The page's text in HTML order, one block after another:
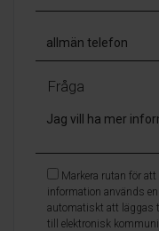
Fråga
Markera rutan för
information används
automatiskt att läggas
till elektronisk